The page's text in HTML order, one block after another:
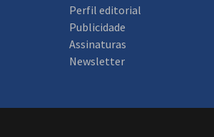
Perfil editorial
Publicidade
Assinaturas
Newsletter